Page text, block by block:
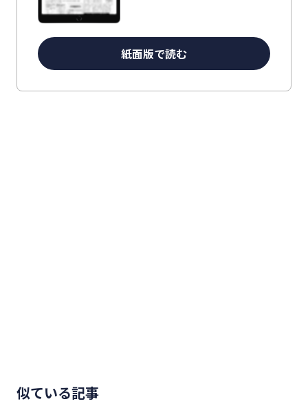
紙面版で読む
似ている記事